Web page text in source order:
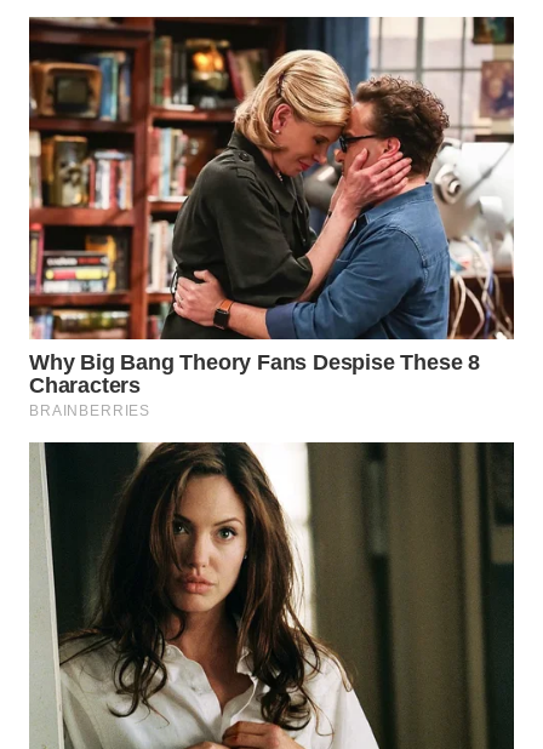
TINGGI
WN
PAKPAK
WN
KARAWANG
WN
BEKASI
WN
BOGOR
TAPANULI
UTARA
WN
SAMOSIR